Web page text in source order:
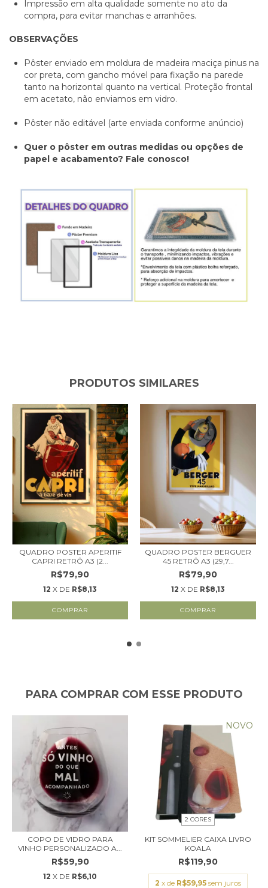
Impressão em alta qualidade somente no ato da
compra, para evitar manchas e arranhões.
OBSERVAÇÕES
Pôster enviado em moldura de madeira maciça pinus na
cor preta, com gancho móvel para fixação na parede
tanto na horizontal quanto na vertical. Proteção frontal
em acetato, não enviamos em vidro.
Pôster não editável (arte enviada conforme anúncio)
Quer o pôster em outras medidas ou opções de
papel e acabamento? Fale conosco!
PRODUTOS SIMILARES
QUADRO POSTER APERITIF
CAPRI RETRÔ A3 (2...
R$79,90
12 X DE R$8,13
QUADRO POSTER BERGUER
45 RETRÔ A3 (29,7...
R$79,90
12 X DE R$8,13
PARA COMPRAR COM ESSE PRODUTO
COPO DE VIDRO PARA
VINHO PERSONALIZADO A...
R$59,90
12 X DE R$6,10
NOVO
2 CORES
KIT SOMMELIER CAIXA LIVRO
KOALA
R$119,90
2 x de R$59,95 sem juros